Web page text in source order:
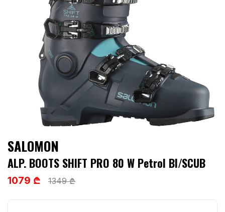
SALOMON
ALP. BOOTS SHIFT PRO 80 W Petrol Bl/SCUB
1079 ₾ 1349 ₾